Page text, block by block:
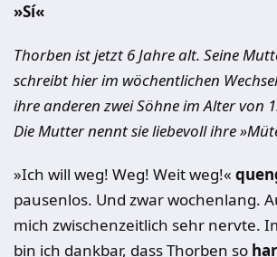
»Sí«
Thorben ist jetzt 6 Jahre alt. Seine
schreibt hier im wöchentlichen
ihre anderen zwei Söhne im Alter von
Die Mutter nennt sie liebevoll ihre
»Ich will weg! Weg! Weit weg!«
pausenlos. Und zwar wochenlang.
mich zwischenzeitlich sehr nervte.
bin ich dankbar, dass Thorben so